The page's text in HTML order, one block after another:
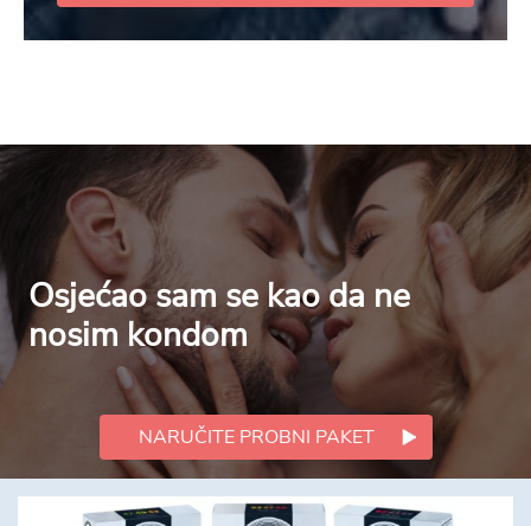
Osjećao sam se kao da ne
nosim kondom
NARUČITE PROBNI PAKET